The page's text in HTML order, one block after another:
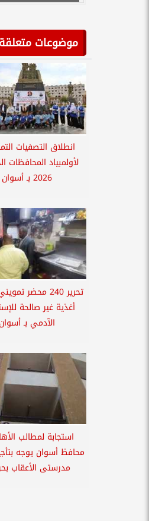
موضوعات متعلقة
انطلاق التصفيات
لأولمبياد المحافظات
2026 بـ أسوان
تحرير 240 محضر
أغذية غير صالحة
الآدمي بـ أسوان
استجابة لمطالب
محافظ أسوان يوجه
مدرستى الأعقاب